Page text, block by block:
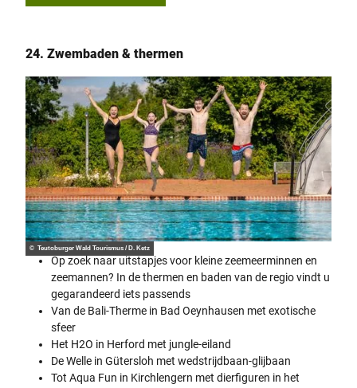
24. Zwembaden & thermen
© Teutoburger Wald Tourismus / D. Ketz
Op zoek naar uitstapjes voor kleine zeemeerminnen en
zeemannen? In de thermen en baden van de regio vindt u
gegarandeerd iets passends
Van de Bali-Therme in Bad Oeynhausen met exotische
sfeer
Het H2O in Herford met jungle-eiland
De Welle in Gütersloh met wedstrijdbaan-glijbaan
Tot Aqua Fun in Kirchlengern met dierfiguren in het